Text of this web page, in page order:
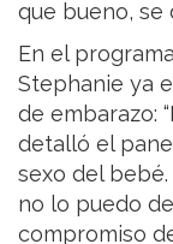
que bueno, se
En el
Stephanie ya
de embarazo:
detalló el
sexo del bebé.
no lo puedo
compromiso